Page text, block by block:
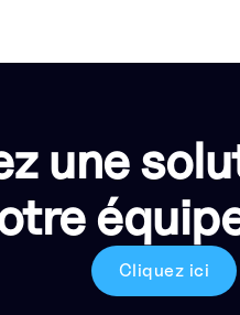
une
Cliquez ici